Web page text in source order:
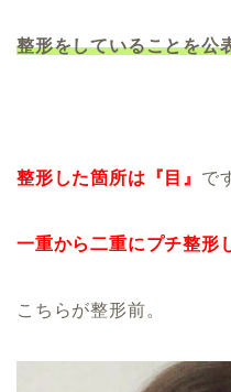
整形をしていることを公
整形した箇所は『目』 で
一重から二重にプチ整形
こちらが整形前。